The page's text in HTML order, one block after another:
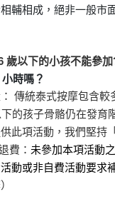
輔相成，絕非一般市
歲以下的小孩不能參
小時嗎？
傳統泰式按摩包含較
的孩子骨骼仍在發育
此項活動，我們堅持
費： 未參加本項活動
動或非自費活動要求